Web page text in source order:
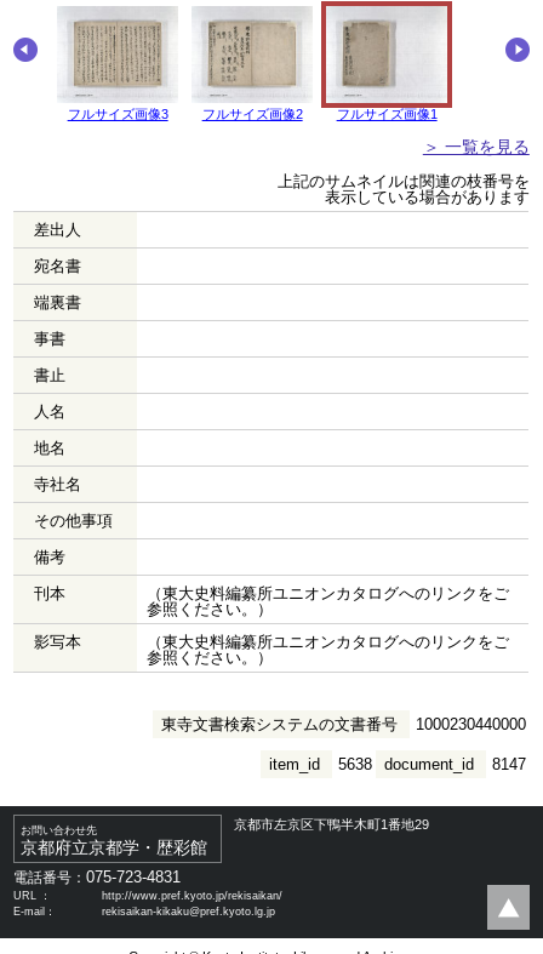
フルサイズ画像3 フルサイズ画像2 フルサイズ画像1
＞ 一覧を見る
上記のサムネイルは関連の枝番号を
表示している場合があります
差出人
宛名書
端裏書
事書
書止
人名
地名
寺社名
その他事項
備考
刊本
（東大史料編纂所ユニオンカタログへのリンクをご
参照ください。）
影写本
（東大史料編纂所ユニオンカタログへのリンクをご
参照ください。）
東寺文書検索システムの文書番号 1000230440000
document_id 8147
item_id 5638
お問い合わせ先
京都府立京都学・歴彩館
京都市左京区下鴨半木町1番地29
電話番号：075-723-4831
URL ：
http://www.pref.kyoto.jp/rekisaikan/
E-mail：
rekisaikan-kikaku@pref.kyoto.lg.jp